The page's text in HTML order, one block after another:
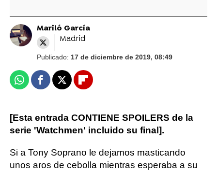
Mariló García
Madrid
Publicado: 17 de diciembre de 2019, 08:49
WhatsappFacebook
X Flipboard
[Esta entrada CONTIENE SPOILERS de la
serie 'Watchmen' incluido su final].
Si a Tony Soprano le dejamos masticando
unos aros de cebolla mientras esperaba a su